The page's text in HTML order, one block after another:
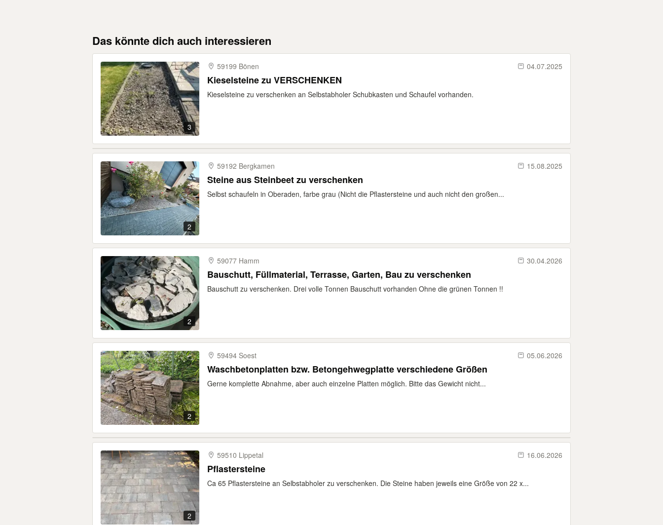
Das könnte dich auch interessieren
3
59199 Bönen 04.07.2025
Kieselsteine zu VERSCHENKEN
Kieselsteine zu verschenken an Selbstabholer Schubkasten und Schaufel vorhanden.
2
59192 Bergkamen 15.08.2025
Steine aus Steinbeet zu verschenken
Selbst schaufeln in Oberaden, farbe grau (Nicht die Pflastersteine und auch nicht den großen...
2
59077 Hamm 30.04.2026
Bauschutt, Füllmaterial, Terrasse, Garten, Bau zu verschenken
Bauschutt zu verschenken. Drei volle Tonnen Bauschutt vorhanden Ohne die grünen Tonnen !!
2
59494 Soest 05.06.2026
Waschbetonplatten bzw. Betongehwegplatte verschiedene Größen
Gerne komplette Abnahme, aber auch einzelne Platten möglich. Bitte das Gewicht nicht...
2
59510 Lippetal 16.06.2026
Pflastersteine
Ca 65 Pflastersteine an Selbstabholer zu verschenken. Die Steine haben jeweils eine Größe von 22 x...